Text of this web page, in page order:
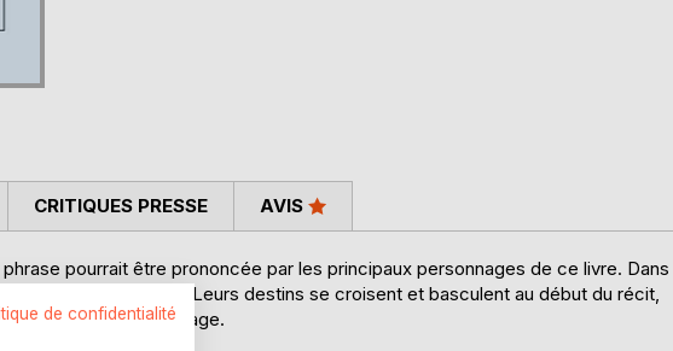
pourrait être prononcée par les principaux personnages de ce livre. Dans
je ne le dirai pas". Leurs destins se croisent et basculent au début du récit,
tentative de prise d'otage.
CRITIQUES PRESSE AVIS
de confidentialité